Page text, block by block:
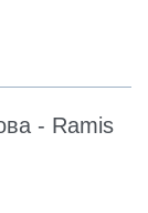
- Ramis